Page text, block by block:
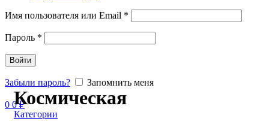
Имя пользователя или Email *
Пароль *
Войти
Забыли пароль? Запомнить меня
0 0₽
Космическая
Категории